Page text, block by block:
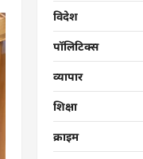
विदेश
पॉलिटिक्स
व्यापार
शिक्षा
क्राइम